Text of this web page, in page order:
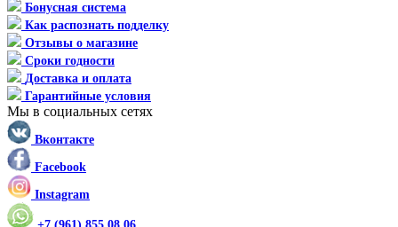
Бонусная система
Как распознать подделку
Отзывы о магазине
Сроки годности
Доставка и оплата
Гарантийные условия
Мы в социальных сетях
Вконтакте
Facebook
Instagram